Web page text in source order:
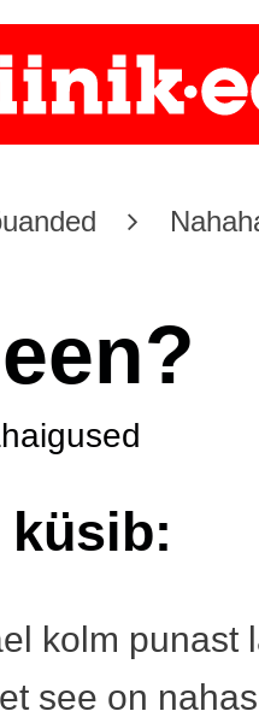
küsib:
kolm punast
see on